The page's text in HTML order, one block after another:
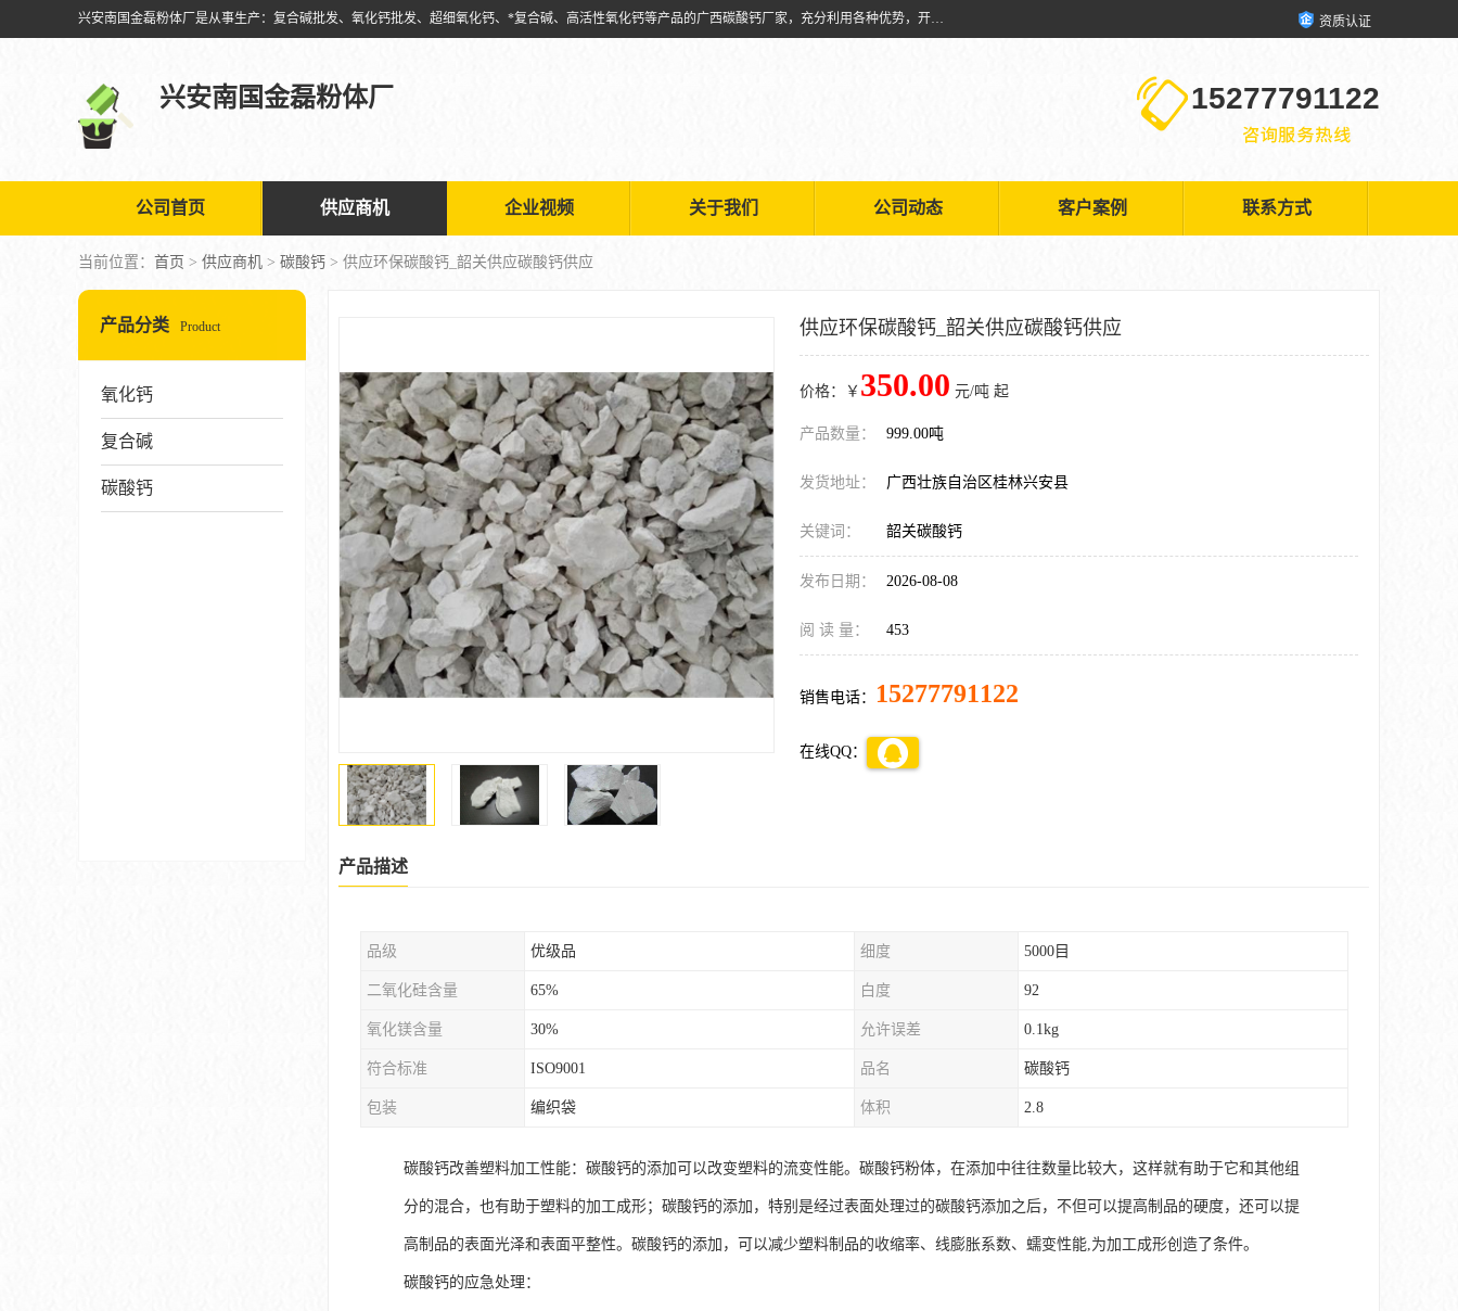
兴安南国金磊粉体厂是从事生产：复合碱批发、氧化钙批发、超细氧化钙、*复合碱、高活性氧化钙等产品的广西碳酸钙厂家，充分利用各种优势，开拓创新，逐步建立了现代企业管理体系，科学.规范的生产体系，严谨的产品质量控制体系，完备的产品质量检验体系。 资质认证
兴安南国金磊粉体厂 15277791122
公司首页 供应商机 企业视频 关于我们 公司动态 客户案例 联系方式
当前位置： 首页 > 供应商机 > 碳酸钙 > 供应环保碳酸钙_韶关供应碳酸钙供应
产品分类 Product
氧化钙
复合碱
碳酸钙
供应环保碳酸钙_韶关供应碳酸钙供应
价格：￥ 350.00 元/吨 起
产品数量： 999.00吨
发货地址： 广西壮族自治区桂林兴安县
关键词： 韶关碳酸钙
发布日期： 2026-08-08
阅 读 量： 453
销售电话： 15277791122
在线QQ：
产品描述
品级 优级品 细度 5000目
二氧化硅含量 65% 白度 92
氧化镁含量 30% 允许误差 0.1kg
符合标准 ISO9001 品名 碳酸钙
包装 编织袋 体积 2.8
碳酸钙改善塑料加工性能：碳酸钙的添加可以改变塑料的流变性能。碳酸钙粉体，在添加中往往数量比较大，这样就有助于它和其他组
分的混合，也有助于塑料的加工成形；碳酸钙的添加，特别是经过表面处理过的碳酸钙添加之后，不但可以提高制品的硬度，还可以提
高制品的表面光泽和表面平整性。碳酸钙的添加，可以减少塑料制品的收缩率、线膨胀系数、蠕变性能,为加工成形创造了条件。
碳酸钙的应急处理：